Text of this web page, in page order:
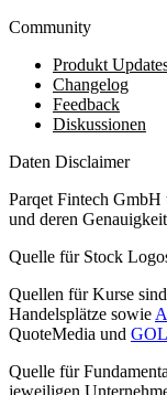
Community
Produkt
Changelog
Feedback
Diskussionen
Daten Disclaimer
Parqet Fintech
und deren
Quelle für Stock
Quellen für Kurse sind
Handelsplätze sowie
QuoteMedia und
Quelle für
jeweiligen